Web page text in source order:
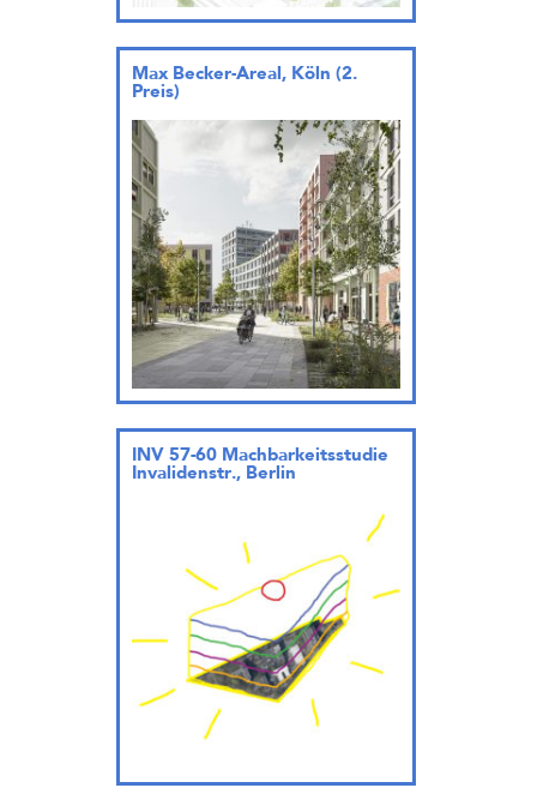
Max Becker-Areal, Köln (2.
Preis)
INV 57-60 Machbarkeitsstudie
Invalidenstr., Berlin